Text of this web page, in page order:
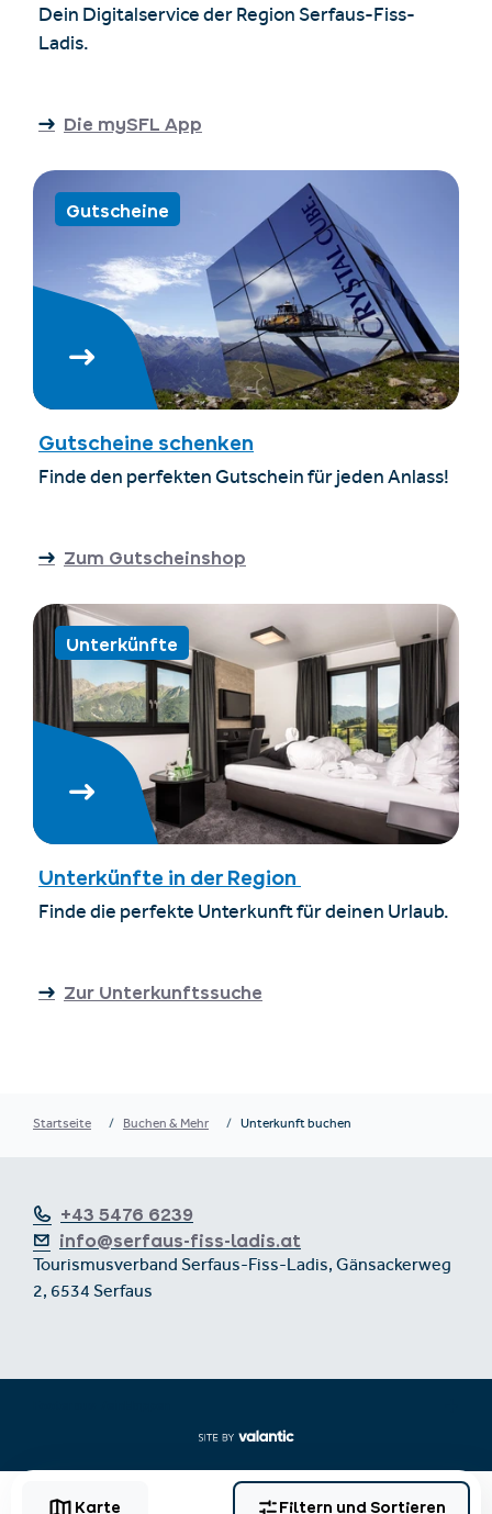
Dein Digitalservice der Region Serfaus-Fiss-
Ladis.
Die mySFL App
Gutscheine
Gutscheine schenken
Finde den perfekten Gutschein für jeden Anlass!
Zum Gutscheinshop
Unterkünfte
Unterkünfte in der Region
Finde die perfekte Unterkunft für deinen Urlaub.
Zur Unterkunftssuche
Startseite Buchen & Mehr Unterkunft buchen
+43 5476 6239
info@serfaus-fiss-ladis.at
Tourismusverband Serfaus-Fiss-Ladis, Gänsackerweg
2, 6534 Serfaus